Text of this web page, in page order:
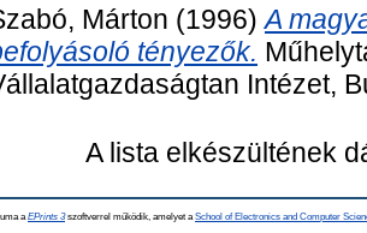
Márton (1996)A
tényezők.
Intézet,
A lista elkészültének
a EPrints 3szoftverrel működik, amelyet a School of Electronics and Computer